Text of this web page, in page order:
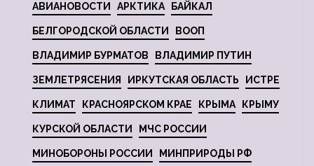
АВИАНОВОСТИ АРКТИКА БАЙКАЛ
БЕЛГОРОДСКОЙ ОБЛАСТИ ВООП
ВЛАДИМИР БУРМАТОВ ВЛАДИМИР ПУТИН
ЗЕМЛЕТРЯСЕНИЯ ИРКУТСКАЯ ОБЛАСТЬ ИСТРЕ
КЛИМАТ КРАСНОЯРСКОМ КРАЕ КРЫМА КРЫМУ
КУРСКОЙ ОБЛАСТИ МЧС РОССИИ
МИНОБОРОНЫ РОССИИ МИНПРИРОДЫ РФ